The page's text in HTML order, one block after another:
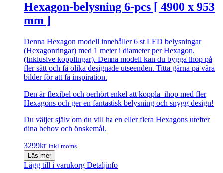
Hexagon-belysning 6-pcs [ 4900 x 953
mm ]
Denna Hexagon modell innehåller 6 st LED belysningar
(Hexagonringar) med 1 meter i diameter per Hexagon.
(Inklusive kopplingar). Denna modell kan du bygga ihop på
fler sätt och få olika designade utseenden. Titta gärna på våra
bilder för att få inspiration.
Den är flexibel och oerhört enkel att koppla ihop med fler
Hexagons och ger en fantastisk belysning och snygg design!
Du väljer själv om du vill ha en eller flera Hexagons utefter
dina behov och önskemål.
3299kr Inkl moms
Läs mer
Lägg till i varukorg Detaljinfo